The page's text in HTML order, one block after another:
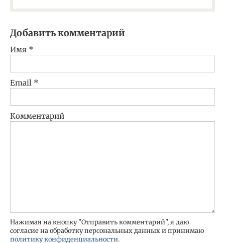
Добавить комментарий
Имя *
Email *
Комментарий
Нажимая на кнопку "Отправить комментарий", я даю
согласие на обработку персональных данных и принимаю
политику конфиденциальности.